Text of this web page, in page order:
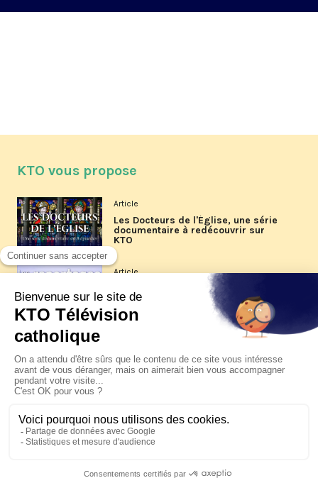
KTO vous propose
Article
Les Docteurs de l'Église, une série
documentaire à redécouvrir sur
KTO
Article
Les reportages d'été 2026 de KTO
La visite pastorale du pape Léon
XIV à Assise à suivre sur KTO le
jeudi 6 août
Le pape en Uruguay, Argentine et
Pérou du 6 au 17 novembre 2026